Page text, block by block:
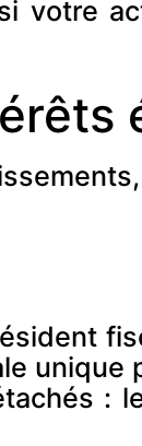
votre
unique
: